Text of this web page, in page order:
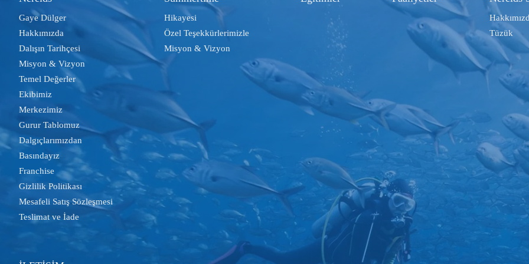
Gaye Dülger
Hakkımızda
Dalışın Tarihçesi
Misyon & Vizyon
Temel Değerler
Ekibimiz
Merkezimiz
Gurur Tablomuz
Dalgıçlarımızdan
Basındayız
Franchise
Gizlilik Politikası
Mesafeli Satış Sözleşmesi
Teslimat ve İade
Hikayesi
Özel Teşekkürlerimizle
Misyon & Vizyon
Tüzük